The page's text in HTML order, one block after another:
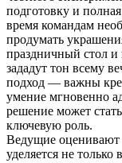
подготовку и
время командам
продумать
праздничный стол и
зададут тон всему
подход — важны
умение мгновенно
решение может
ключевую роль.
Ведущие оценивают
уделяется не